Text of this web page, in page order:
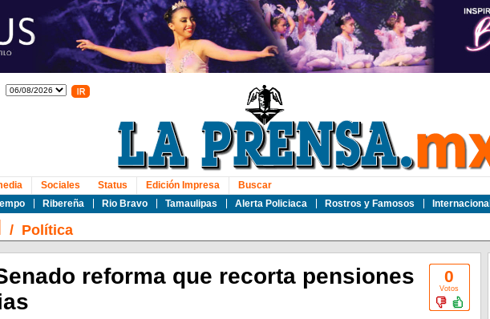
Ribereña Rio Bravo Tamaulipas Alerta Policiaca Rostros y Famosos Internacional
Sociales Status Edición Impresa Buscar
/ Política
0
Votos
reforma que recorta pensiones